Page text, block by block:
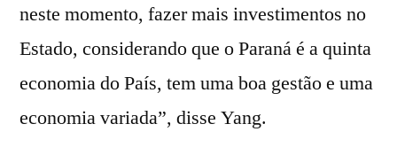
neste momento, fazer mais investimentos no
Estado, considerando que o Paraná é a quinta
economia do País, tem uma boa gestão e uma
economia variada”, disse Yang.